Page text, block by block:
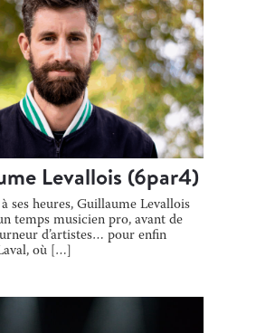
Levallois (6par4)
ses heures, Guillaume Levallois
temps musicien pro, avant de
d’artistes… pour enfin
où […]